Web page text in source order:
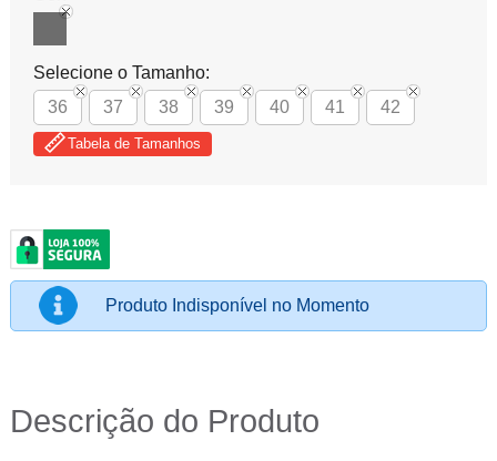
Selecione o Tamanho:
36
37 38 39 40 41 42
Tabela de Tamanhos
Produto Indisponível no Momento
Descrição do Produto